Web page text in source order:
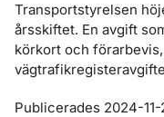
Transportstyrelsen
årsskiftet. En avgift
körkort och
Publicerades 2024-11-